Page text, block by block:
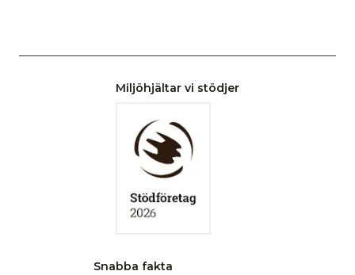
Miljöhjältar vi stödjer
Snabba fakta